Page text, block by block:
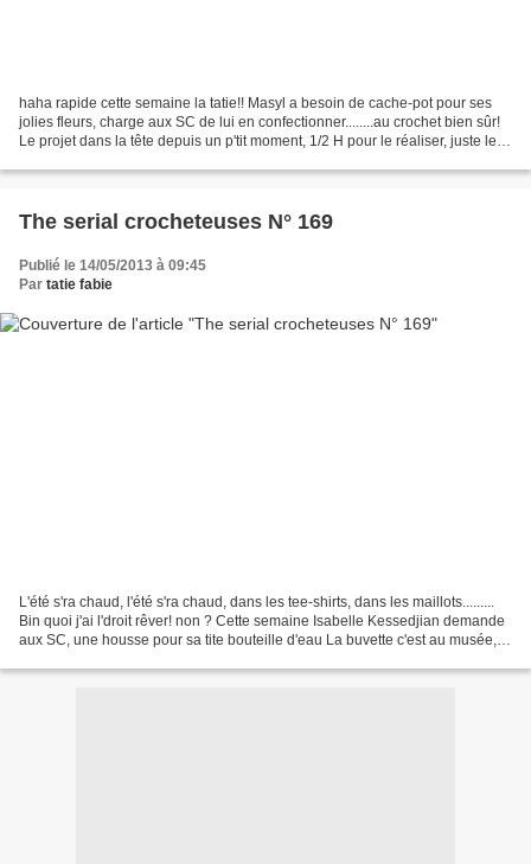
haha rapide cette semaine la tatie!! Masyl a besoin de cache-pot pour ses
jolies fleurs, charge aux SC de lui en confectionner........au crochet bien sûr!
Le projet dans la tête depuis un p'tit moment, 1/2 H pour le réaliser, juste le
The serial crocheteuses N° 169
Publié le 14/05/2013 à 09:45
Par tatie fabie
L'été s'ra chaud, l'été s'ra chaud, dans les tee-shirts, dans les maillots.........
Bin quoi j'ai l'droit rêver! non ? Cette semaine Isabelle Kessedjian demande
aux SC, une housse pour sa tite bouteille d'eau La buvette c'est au musée,